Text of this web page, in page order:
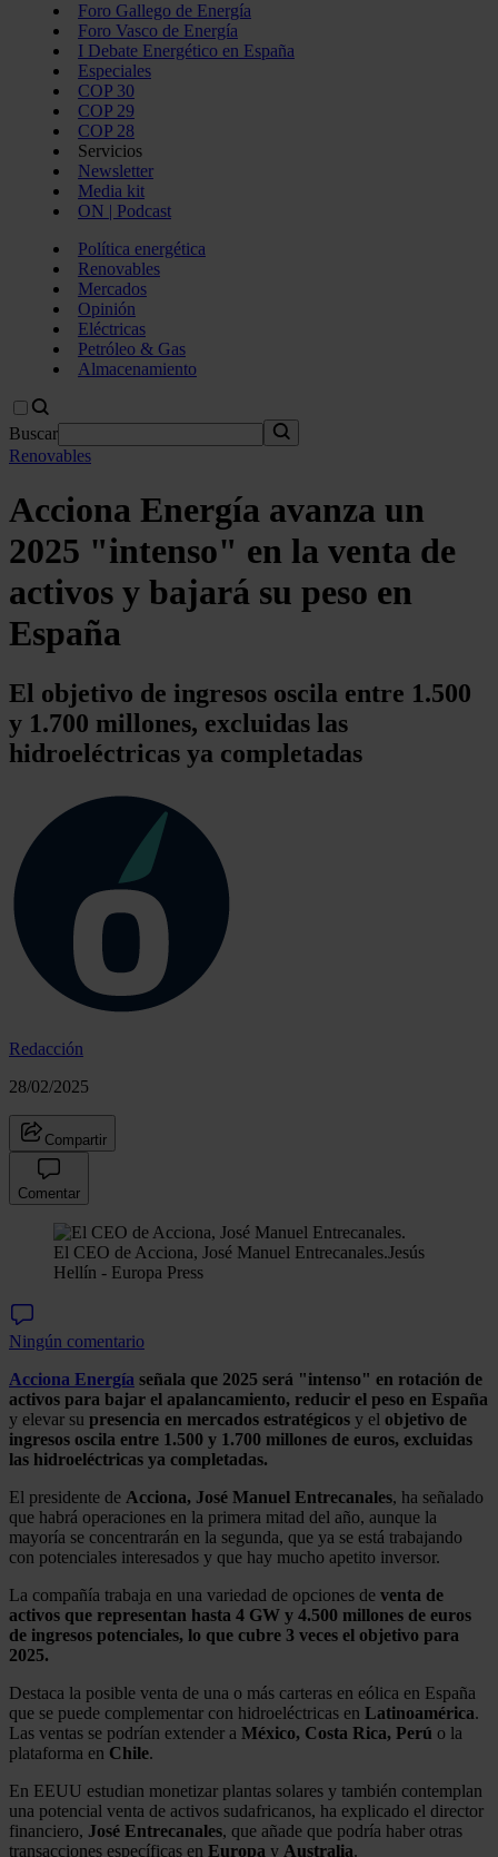
Foro Gallego de Energía
Foro Vasco de Energía
I Debate Energético en España
Especiales
COP 30
COP 29
COP 28
Servicios
Newsletter
Media kit
ON | Podcast
Política energética
Renovables
Mercados
Opinión
Eléctricas
Petróleo & Gas
Almacenamiento
Buscar
Renovables
Acciona Energía avanza un
2025 "intenso" en la venta de
activos y bajará su peso en
España
El objetivo de ingresos oscila entre 1.500
y 1.700 millones, excluidas las
hidroeléctricas ya completadas
Redacción
28/02/2025
Compartir
Comentar
El CEO de Acciona, José Manuel Entrecanales.Jesús
Hellín - Europa Press
Ningún comentario
Acciona Energía señala que 2025 será "intenso" en rotación de
activos para bajar el apalancamiento, reducir el peso en España
y elevar su presencia en mercados estratégicos y el objetivo de
ingresos oscila entre 1.500 y 1.700 millones de euros, excluidas
las hidroeléctricas ya completadas.
El presidente de Acciona, José Manuel Entrecanales, ha señalado
que habrá operaciones en la primera mitad del año, aunque la
mayoría se concentrarán en la segunda, que ya se está trabajando
con potenciales interesados y que hay mucho apetito inversor.
La compañía trabaja en una variedad de opciones de venta de
activos que representan hasta 4 GW y 4.500 millones de euros
de ingresos potenciales, lo que cubre 3 veces el objetivo para
2025.
Destaca la posible venta de una o más carteras en eólica en España
que se puede complementar con hidroeléctricas en Latinoamérica.
Las ventas se podrían extender a México, Costa Rica, Perú o la
plataforma en Chile.
En EEUU estudian monetizar plantas solares y también contemplan
una potencial venta de activos sudafricanos, ha explicado el director
financiero, José Entrecanales, que añade que podría haber otras
transacciones específicas en Europa y Australia.